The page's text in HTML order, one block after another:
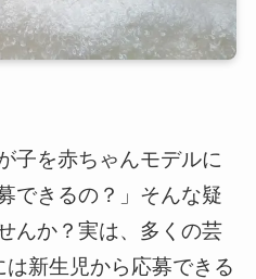
子を赤ちゃんモデルに
できるの？」そんな疑
んか？実は、多くの芸
新生児から応募できる